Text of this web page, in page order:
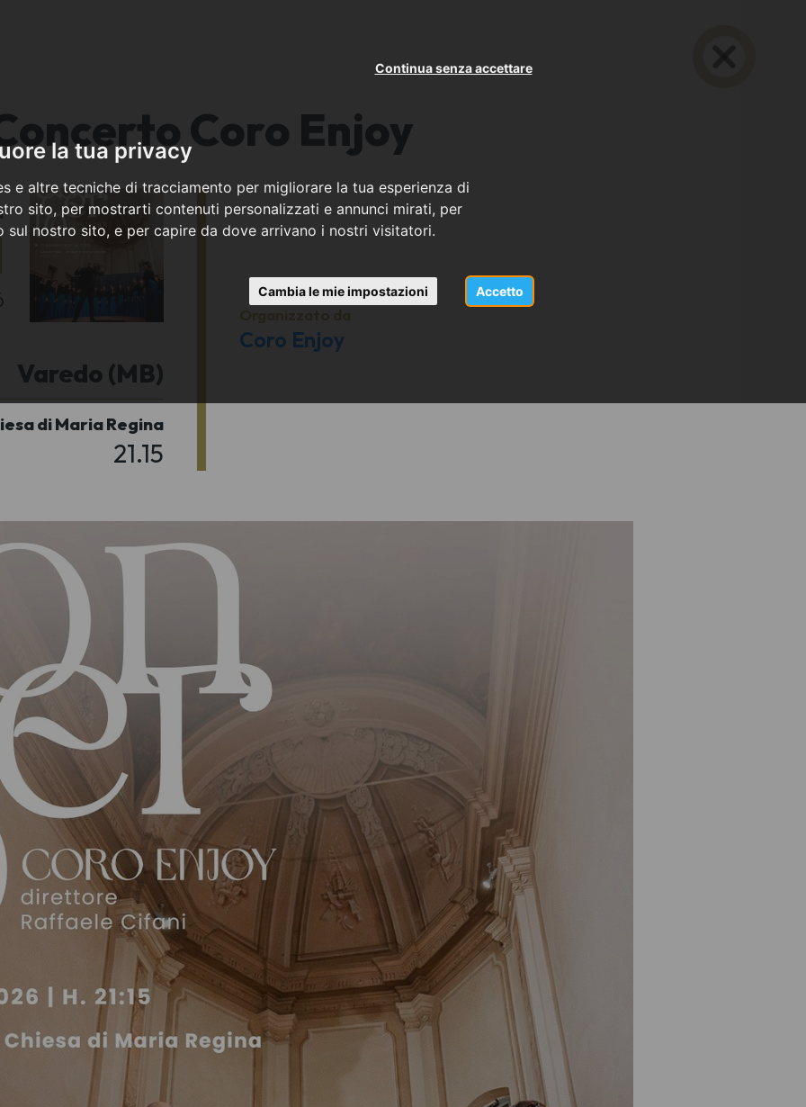
la tua privacy
e altre tecniche di tracciamento per migliorare la tua esperienza di
sito, per mostrarti contenuti personalizzati e annunci mirati, per
sul nostro sito, e per capire da dove arrivano i nostri visitatori.
Accetto
Continua senza accettare
Cambia le mie impostazioni
Coro Enjoy
Varedo (MB)
di Maria Regina
21.15
Coro Enjoy